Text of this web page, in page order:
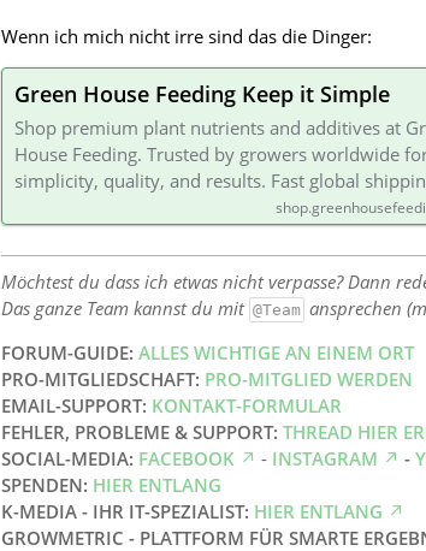
Wenn ich mich nicht irre sind das die Dinger:
Green House Feeding Keep it Simple
Shop premium plant nutrients and additives at
House Feeding. Trusted by growers worldwide
simplicity, quality, and results. Fast global
Möchtest du dass ich etwas nicht verpasse? Dann
Das ganze Team kannst du mit @Team ansprechen
FORUM-GUIDE: ALLES WICHTIGE AN EINEM ORT
PRO-MITGLIEDSCHAFT: PRO-MITGLIED WERDEN
EMAIL-SUPPORT: KONTAKT-FORMULAR
FEHLER, PROBLEME & SUPPORT: THREAD HIER
SOCIAL-MEDIA: FACEBOOK - INSTAGRAM -
SPENDEN: HIER ENTLANG
K-MEDIA - IHR IT-SPEZIALIST: HIER ENTLANG
GROWMETRIC - PLATTFORM FÜR SMARTE